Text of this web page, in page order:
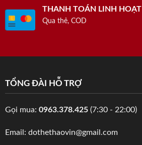
THANH TOÁN LINH HOẠT
Qua thẻ, COD
TỔNG ĐÀI HỖ TRỢ
Gọi mua: 0963.378.425(7:30 - 22:00)
Email: dothethaovin@gmail.com